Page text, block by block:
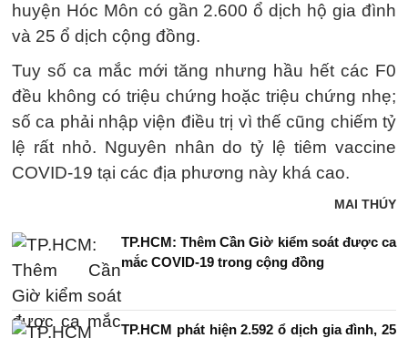
huyện Hóc Môn có gần 2.600 ổ dịch hộ gia đình
và 25 ổ dịch cộng đồng.
Tuy số ca mắc mới tăng nhưng hầu hết các F0
đều không có triệu chứng hoặc triệu chứng nhẹ;
số ca phải nhập viện điều trị vì thế cũng chiếm tỷ
lệ rất nhỏ. Nguyên nhân do tỷ lệ tiêm vaccine
COVID-19 tại các địa phương này khá cao.
MAI THÚY
TP.HCM: Thêm Cần Giờ kiểm soát được ca
mắc COVID-19 trong cộng đồng
TP.HCM phát hiện 2.592 ổ dịch gia đình, 25